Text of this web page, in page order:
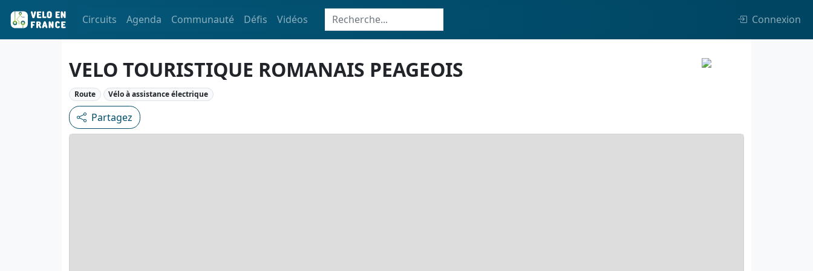
Circuits Agenda Communauté Défis Vidéos Connexion
VELO TOURISTIQUE ROMANAIS PEAGEOIS
Route Vélo à assistance électrique
Partagez